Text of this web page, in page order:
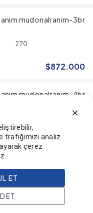
mudonalranim-3br
270
$872.000
mudonalranim-4br
$981.000
🎉
Hesap
trafiğimizi analiz
çerez
ET